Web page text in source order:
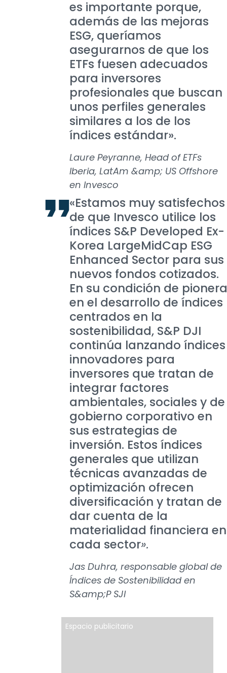
es importante porque,
además de las mejoras
ESG, queríamos
asegurarnos de que los
ETFs fuesen adecuados
para inversores
profesionales que buscan
unos perfiles generales
similares a los de los
índices estándar».
Laure Peyranne, Head of ETFs
Iberia, LatAm &amp; US Offshore
en Invesco
«Estamos muy satisfechos
de que Invesco utilice los
índices S&P Developed Ex-
Korea LargeMidCap ESG
Enhanced Sector para sus
nuevos fondos cotizados.
En su condición de pionera
en el desarrollo de índices
centrados en la
sostenibilidad, S&P DJI
continúa lanzando índices
innovadores para
inversores que tratan de
integrar factores
ambientales, sociales y de
gobierno corporativo en
sus estrategias de
inversión. Estos índices
generales que utilizan
técnicas avanzadas de
optimización ofrecen
diversificación y tratan de
dar cuenta de la
materialidad financiera en
cada sector».
Jas Duhra, responsable global de
Índices de Sostenibilidad en
S&amp;P SJI
Espacio publicitario